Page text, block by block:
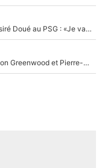
Le transfert de Maghnes Akliouche menace Désiré Doué au PSG : «Je valide à 200%»
«La porte est ouverte pour tout le monde» : Mason Greenwood et Pierre-Emerick Aubameyang ont quitté l'OM, Amine Gouiri balance sur la suite du mercato et sur la réaction du vestiaire !